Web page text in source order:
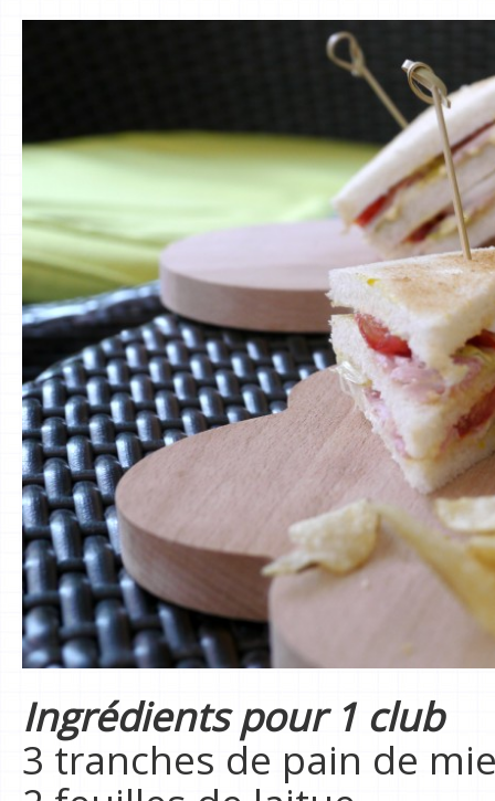
Ingrédients pour 1 club
3 tranches de pain de